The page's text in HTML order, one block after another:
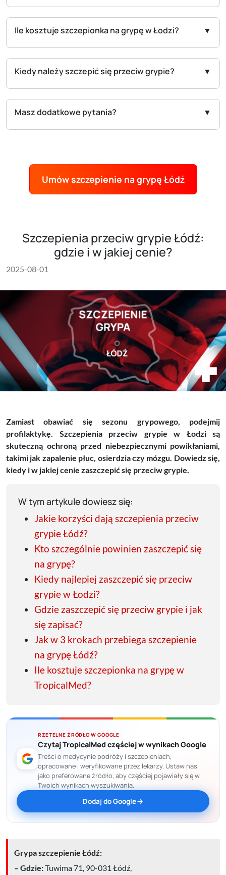
Ile kosztuje szczepionka na grypę w Łodzi?
Kiedy należy szczepić się przeciw grypie?
Masz dodatkowe pytania?
Umów szczepienie na grypę Łódź
Szczepienia przeciw grypie Łódź:
gdzie i w jakiej cenie?
2025-08-01
Zamiast obawiać się sezonu grypowego, podejmij
profilaktykę. Szczepienia przeciw grypie w Łodzi są
skuteczną ochroną przed niebezpiecznymi powikłaniami,
takimi jak zapalenie płuc, osierdzia czy mózgu. Dowiedz się,
kiedy i w jakiej cenie zaszczepić się przeciw grypie.
W tym artykule dowiesz się:
Jakie korzyści dają szczepienia przeciw
grypie Łódź?
Kto szczególnie powinien zaszczepić się
na grypę?
Kiedy najlepiej zaszczepić się przeciw
grypie w Łodzi?
Gdzie zaszczepić się przeciw grypie i jak
się zapisać?
Jak w 3 krokach przebiega szczepienie
na grypę Łódź?
Ile kosztuje szczepionka na grypę w
TropicalMed?
RZETELNE ŹRÓDŁO W GOOGLE
Czytaj TropicalMed częściej w wynikach Google
Treści o medycynie podróży i szczepieniach,
opracowane i weryfikowane przez lekarzy. Ustaw nas
jako preferowane źródło, aby częściej pojawiały się w
Twoich wynikach wyszukiwania.
Dodaj do Google
Grypa szczepienie Łódź:
– Gdzie:Tuwima 71, 90-031 Łódź,